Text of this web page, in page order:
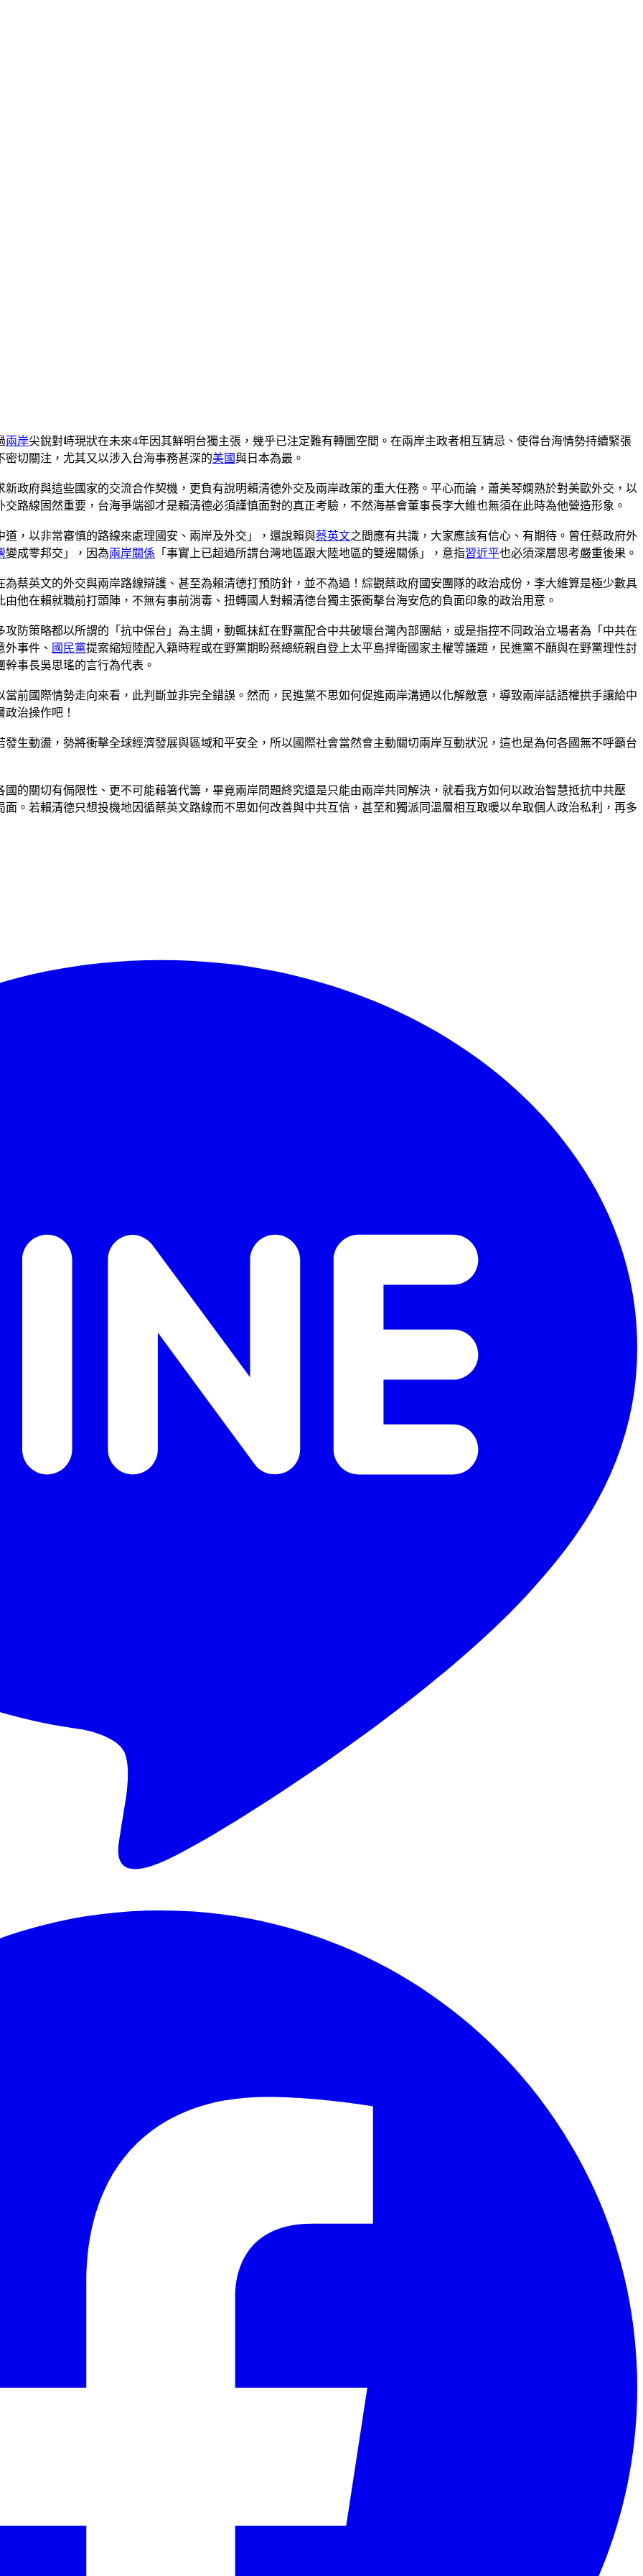
兩岸尖銳對峙現狀在未來4年因其鮮明台獨主張，幾乎已注定難有轉圜空間。在兩岸主政者相互猜忌、使得台海情勢持續緊張
切關注，尤其又以涉入台海事務甚深的美國與日本為最。
政府與這些國家的交流合作契機，更負有說明賴清德外交及兩岸政策的重大任務。平心而論，蕭美琴嫻熟於對美歐外交，以
路線固然重要，台海爭端卻才是賴清德必須謹慎面對的真正考驗，不然海基會董事長李大維也無須在此時為他營造形象。
，以非常審慎的路線來處理國安、兩岸及外交」，還說賴與蔡英文之間應有共識，大家應該有信心、有期待。曾任蔡政府外
變成零邦交」，因為兩岸關係 「事實上已超過所謂台灣地區跟大陸地區的雙邊關係」，意指習近平也必須深層思考嚴重後果。
蔡英文的外交與兩岸路線辯護、甚至為賴清德打預防針，並不為過！綜觀蔡政府國安團隊的政治成份，李大維算是極少數具
他在賴就職前打頭陣，不無有事前消毒、扭轉國人對賴清德台獨主張衝擊台海安危的負面印象的政治用意。
防策略都以所謂的「抗中保台」為主調，動輒抹紅在野黨配合中共破壞台灣內部團結，或是指控不同政治立場者為「中共在
事件、 國民黨提案縮短陸配入籍時程或在野黨期盼蔡總統親自登上太平島捍衛國家主權等議題，民進黨不願與在野黨理性討
事長吳思瑤的言行為代表。
前國際情勢走向來看，此判斷並非完全錯誤。然而，民進黨不思如何促進兩岸溝通以化解敵意，導致兩岸話語權拱手讓給中
治操作吧！
生動盪，勢將衝擊全球經濟發展與區域和平安全，所以國際社會當然會主動關切兩岸互動狀況，這也是為何各國無不呼籲台
的關切有侷限性、更不可能藉箸代籌，畢竟兩岸問題終究還是只能由兩岸共同解決，就看我方如何以政治智慧抵抗中共壓
。若賴清德只想投機地因循蔡英文路線而不思如何改善與中共互信，甚至和獨派同溫層相互取暖以牟取個人政治私利，再多